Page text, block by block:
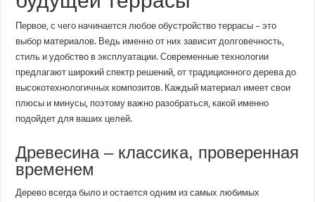
Первое, с чего начинается любое обустройство террасы – это
выбор материалов. Ведь именно от них зависит долговечность,
стиль и удобство в эксплуатации. Современные технологии
предлагают широкий спектр решений, от традиционного дерева до
высокотехнологичных композитов. Каждый материал имеет свои
плюсы и минусы, поэтому важно разобраться, какой именно
подойдет для ваших целей.
Древесина – классика, проверенная
временем
Дерево всегда было и остается одним из самых любимых